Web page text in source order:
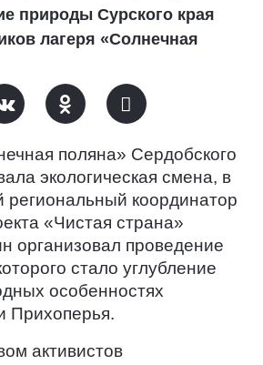
природы Сурского края
лагеря «Солнечная
поляна» Сердобского
экологическая смена, в
региональный координатор
«Чистая страна»
организовал проведение
стало углубление
особенностях
Прихоперья.
активистов